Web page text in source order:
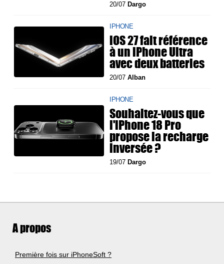
20/07 Dargo
IPHONE
iOS 27 fait référence
à un iPhone Ultra
avec deux batteries
20/07Alban
IPHONE
Souhaitez-vous que
l'iPhone 18 Pro
propose la recharge
inversée ?
19/07 Dargo
A propos
Première fois sur iPhoneSoft ?